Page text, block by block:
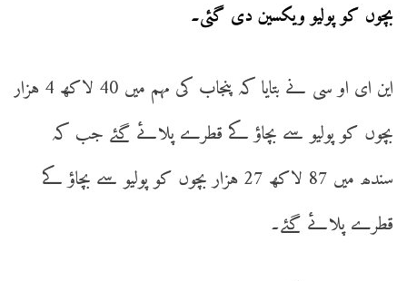
بچوں کو پولیو ویکسین دی گئی۔
این ای او سی نے بتایا کہ پنجاب کی مہم میں 40 لاکھ 4 ہزار
بچوں کو پولیو سے بچاؤ کے قطرے پلائے گئے جب کہ
سندھ میں 87 لاکھ 27 ہزار بچوں کو پولیو سے بچاؤ کے
قطرے پلائے گئے۔